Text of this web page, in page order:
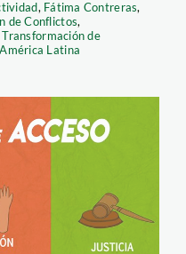
, Fátima Contreras,
de Conflictos,
de
Latina